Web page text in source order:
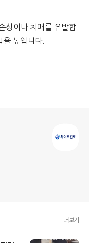
상이나 치매를 유발합
을 높입니다.
더보기